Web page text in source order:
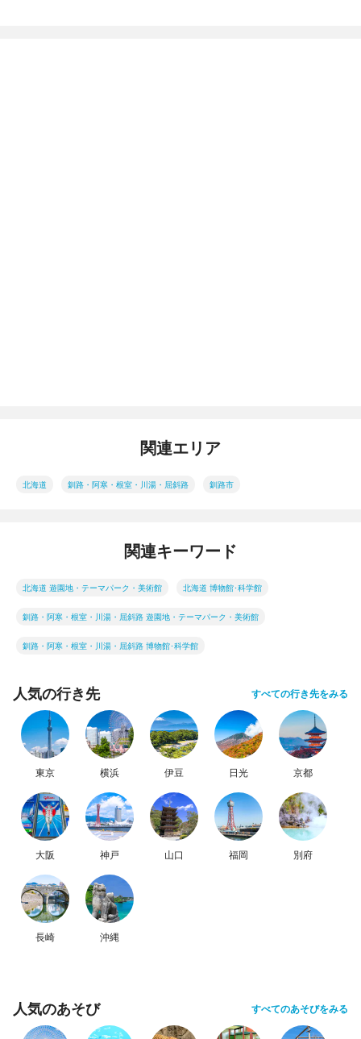
関連エリア
北海道 釧路・阿寒・根室・川湯・屈斜路 釧路市
関連キーワード
北海道 遊園地・テーマパーク・美術館 北海道 博物館･科学館
釧路・阿寒・根室・川湯・屈斜路 遊園地・テーマパーク・美術館
釧路・阿寒・根室・川湯・屈斜路 博物館･科学館
人気の行き先 すべての行き先をみる
東京 横浜 伊豆 日光 京都
大阪 神戸 山口 福岡 別府
長崎 沖縄
人気のあそび すべてのあそびをみる